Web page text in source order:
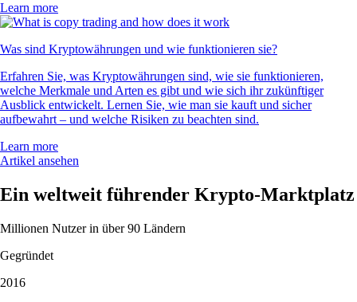
Learn more
Was sind Kryptowährungen und wie funktionieren sie?
Erfahren Sie, was Kryptowährungen sind, wie sie funktionieren,
welche Merkmale und Arten es gibt und wie sich ihr zukünftiger
Ausblick entwickelt. Lernen Sie, wie man sie kauft und sicher
aufbewahrt – und welche Risiken zu beachten sind.
Learn more
Artikel ansehen
Ein weltweit führender Krypto-Marktplatz
Millionen Nutzer in über 90 Ländern
Gegründet
2016